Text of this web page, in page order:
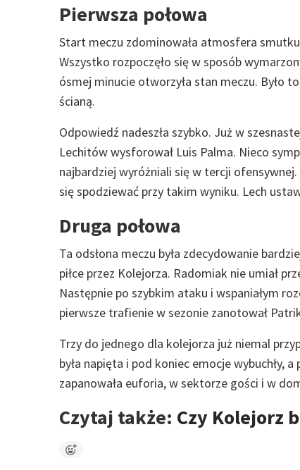
Pierwsza połowa
Start meczu zdominowała atmosfera
Wszystko rozpoczęło się w sposób
ósmej minucie otworzyła stan meczu. Było
ścianą.
Odpowiedź nadeszła szybko. Już w
Lechitów wysforował Luis Palma. Nieco
najbardziej wyróżniali się w tercji
się spodziewać przy takim wyniku. Lech
Druga połowa
Ta odsłona meczu była zdecydowanie
piłce przez Kolejorza. Radomiak nie umiał
Następnie po szybkim ataku i wspaniałym
pierwsze trafienie w sezonie zanotował
Trzy do jednego dla kolejorza już niemal
była napięta i pod koniec emocje wybuchły,
zapanowała euforia, w sektorze gości i w
Czytaj także: Czy Kolejorz